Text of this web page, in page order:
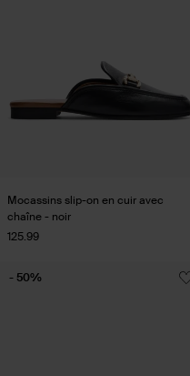
Mocassins slip-on en cuir avec
chaîne - noir
125.99
- 50%